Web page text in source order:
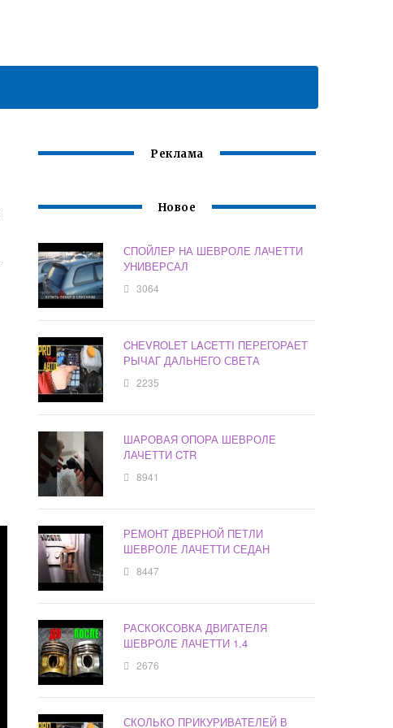
Реклама
Новое
СПОЙЛЕР НА ШЕВРОЛЕ ЛАЧЕТТИ
УНИВЕРСАЛ
3064
CHEVROLET LACETTI ПЕРЕГОРАЕТ
РЫЧАГ ДАЛЬНЕГО СВЕТА
2235
ШАРОВАЯ ОПОРА ШЕВРОЛЕ
ЛАЧЕТТИ CTR
8941
РЕМОНТ ДВЕРНОЙ ПЕТЛИ
ШЕВРОЛЕ ЛАЧЕТТИ СЕДАН
8447
РАСКОКСОВКА ДВИГАТЕЛЯ
ШЕВРОЛЕ ЛАЧЕТТИ 1.4
2676
СКОЛЬКО ПРИКУРИВАТЕЛЕЙ В